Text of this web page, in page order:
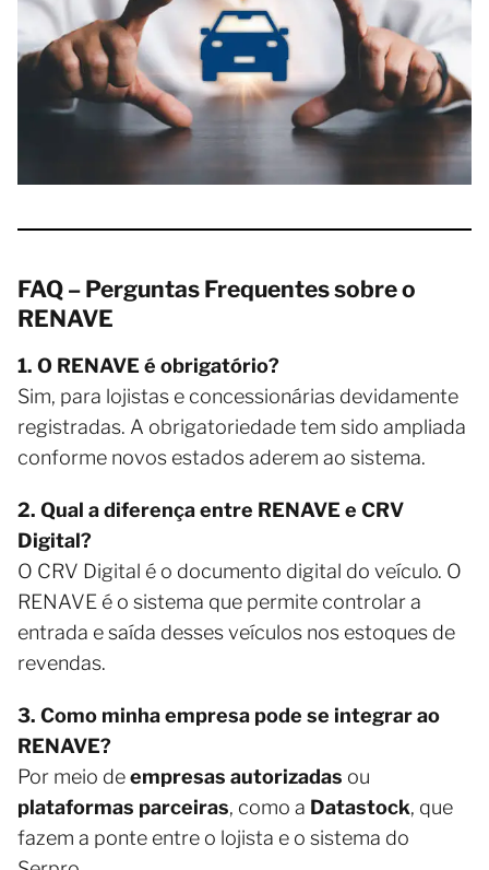
FAQ – Perguntas Frequentes sobre o
RENAVE
1. O RENAVE é obrigatório?
Sim, para lojistas e concessionárias devidamente
registradas. A obrigatoriedade tem sido ampliada
conforme novos estados aderem ao sistema.
2. Qual a diferença entre RENAVE e CRV
Digital?
O CRV Digital é o documento digital do veículo. O
RENAVE é o sistema que permite controlar a
entrada e saída desses veículos nos estoques de
revendas.
3. Como minha empresa pode se integrar ao
RENAVE?
Por meio deempresas autorizadas ou
plataformas parceiras, como a Datastock, que
fazem a ponte entre o lojista e o sistema do